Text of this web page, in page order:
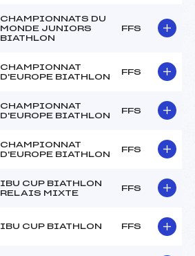
CHAMPIONNATS DU
MONDE JUNIORS
BIATHLON
FFS
CHAMPIONNAT
D'EUROPE BIATHLON
FFS
CHAMPIONNAT
D'EUROPE BIATHLON
FFS
CHAMPIONNAT
D'EUROPE BIATHLON
FFS
IBU CUP BIATHLON
RELAIS MIXTE
FFS
IBU CUP BIATHLON FFS